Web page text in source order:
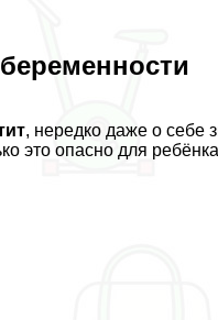
, нередко даже о себе
это опасно для